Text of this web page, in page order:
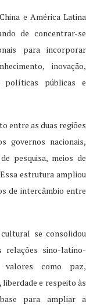
e América Latina
de concentrar-se
para incorporar
inovação,
políticas públicas e
entre as duas regiões
governos nacionais,
pesquisa, meios de
estrutura ampliou
de intercâmbio entre
se consolidou
relações sino-latino-
valores como paz,
liberdade e respeito às
para ampliar a